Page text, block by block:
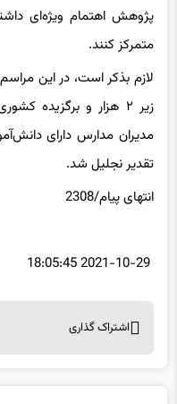
پژوهش اهتمام ویژه‌ای
متمرکز کنند.
زیر ۲ هزار و برگزیده
مدیران مدارس دارای
تقدیر نجلیل شد.
انتهای پیام/2308
2021-10-29 18:05:45
اشتراک گذاری